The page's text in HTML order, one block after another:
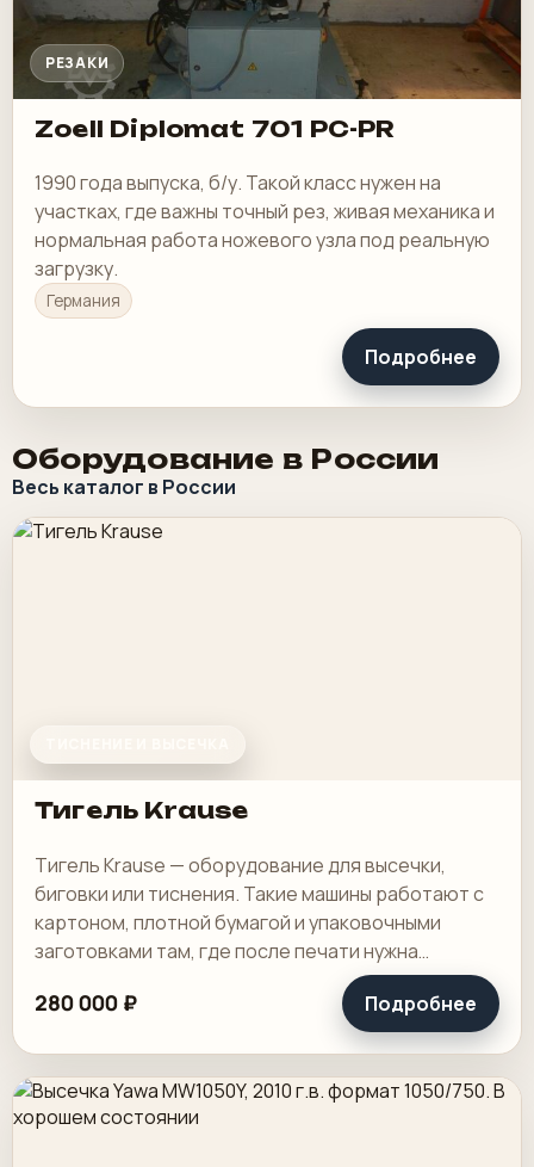
РЕЗАКИ
Zoell Diplomat 701 PC-PR
1990 года выпуска, б/у. Такой класс нужен на
участках, где важны точный рез, живая механика и
нормальная работа ножевого узла под реальную
загрузку.
Германия
Подробнее
Оборудование в России
Весь каталог в России
Тигель Krause
Тигель Krause — оборудование для высечки,
биговки или тиснения. Такие машины работают с
картоном, плотной бумагой и упаковочными
заготовками там, где после печати нужна
контурная обработка или отделка. Это техника
для.
280 000 ₽ Подробнее